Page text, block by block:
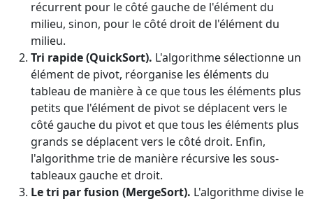
récurrent pour le côté gauche de l'élément du
milieu, sinon, pour le côté droit de l'élément du
milieu.
Tri rapide (QuickSort). L'algorithme sélectionne un
élément de pivot, réorganise les éléments du
tableau de manière à ce que tous les éléments plus
petits que l'élément de pivot se déplacent vers le
côté gauche du pivot et que tous les éléments plus
grands se déplacent vers le côté droit. Enfin,
l'algorithme trie de manière récursive les sous-
tableaux gauche et droit.
Le tri par fusion (MergeSort). L'algorithme divise le